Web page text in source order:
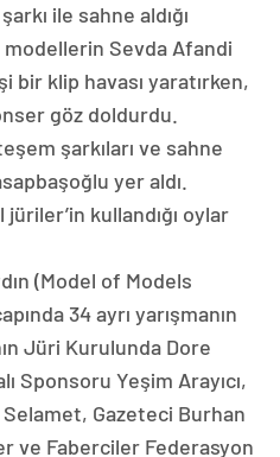
ile sahne aldığı
Sevda Afandi
bir klip havası yaratırken,
göz doldurdu.
şarkıları ve sahne
yer aldı.
kullandığı oylar
(Model of Models
34 ayrı yarışmanın
Jüri Kurulunda Dore
Sponsoru Yeşim Arayıcı,
Gazeteci Burhan
ve Faberciler Federasyon